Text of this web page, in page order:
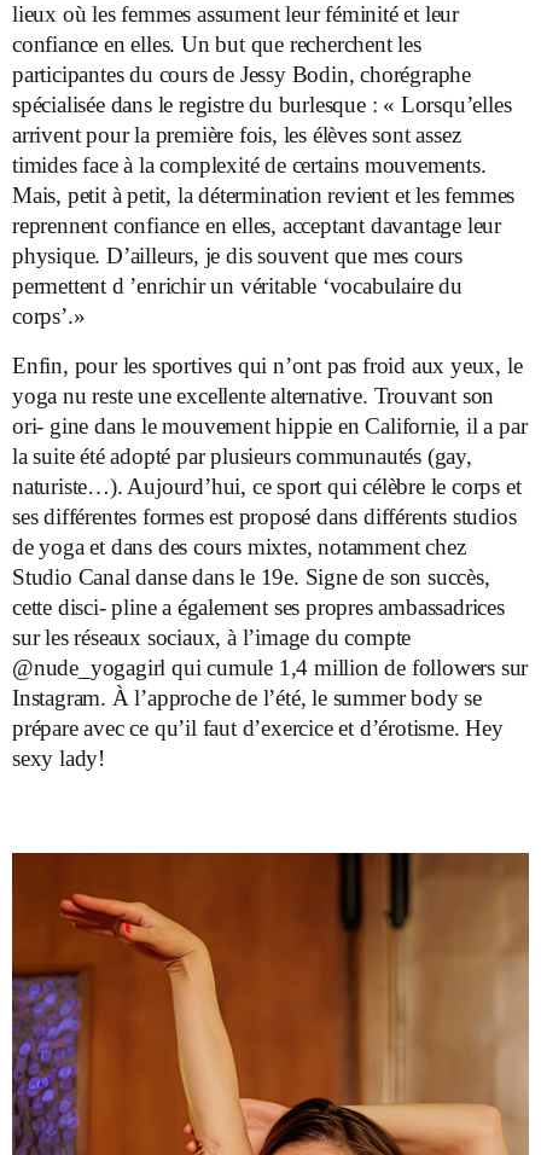
lieux où les femmes assument leur féminité et leur
confiance en elles. Un but que recherchent les
participantes du cours de Jessy Bodin, chorégraphe
spécialisée dans le registre du burlesque : « Lorsqu’elles
arrivent pour la première fois, les élèves sont assez
timides face à la complexité de certains mouvements.
Mais, petit à petit, la détermination revient et les femmes
reprennent confiance en elles, acceptant davantage leur
physique. D’ailleurs, je dis souvent que mes cours
permettent d ’enrichir un véritable ‘vocabulaire du
corps’.»
Enfin, pour les sportives qui n’ont pas froid aux yeux, le
yoga nu reste une excellente alternative. Trouvant son
ori- gine dans le mouvement hippie en Californie, il a par
la suite été adopté par plusieurs communautés (gay,
naturiste…). Aujourd’hui, ce sport qui célèbre le corps et
ses différentes formes est proposé dans différents studios
de yoga et dans des cours mixtes, notamment chez
Studio Canal danse dans le 19e. Signe de son succès,
cette disci- pline a également ses propres ambassadrices
sur les réseaux sociaux, à l’image du compte
@nude_yogagirl qui cumule 1,4 million de followers sur
Instagram. À l’approche de l’été, le summer body se
prépare avec ce qu’il faut d’exercice et d’érotisme. Hey
sexy lady!